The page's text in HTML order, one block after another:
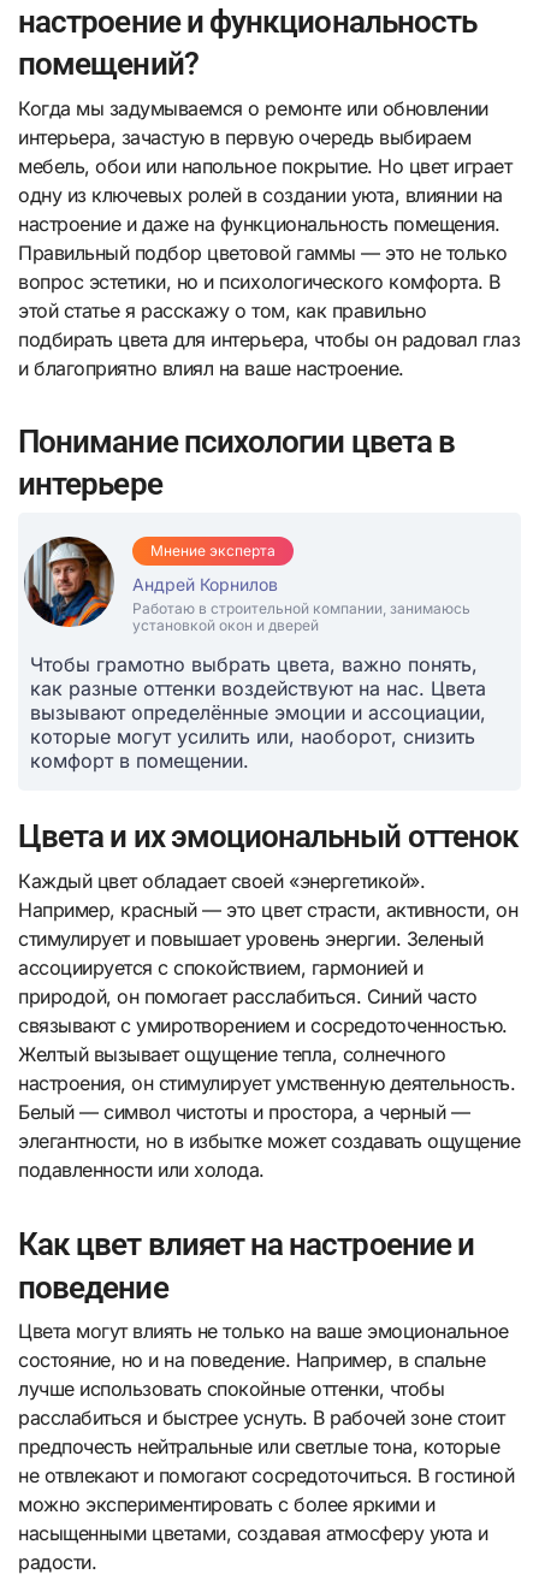
настроение и функциональность
помещений?
Когда мы задумываемся о ремонте или обновлении
интерьера, зачастую в первую очередь выбираем
мебель, обои или напольное покрытие. Но цвет играет
одну из ключевых ролей в создании уюта, влиянии на
настроение и даже на функциональность помещения.
Правильный подбор цветовой гаммы — это не только
вопрос эстетики, но и психологического комфорта. В
этой статье я расскажу о том, как правильно
подбирать цвета для интерьера, чтобы он радовал глаз
и благоприятно влиял на ваше настроение.
Понимание психологии цвета в
интерьере
Мнение эксперта
Андрей Корнилов
Работаю в строительной компании, занимаюсь
установкой окон и дверей
Чтобы грамотно выбрать цвета, важно понять,
как разные оттенки воздействуют на нас. Цвета
вызывают определённые эмоции и ассоциации,
которые могут усилить или, наоборот, снизить
комфорт в помещении.
Цвета и их эмоциональный оттенок
Каждый цвет обладает своей «энергетикой».
Например, красный — это цвет страсти, активности, он
стимулирует и повышает уровень энергии. Зеленый
ассоциируется с спокойствием, гармонией и
природой, он помогает расслабиться. Синий часто
связывают с умиротворением и сосредоточенностью.
Желтый вызывает ощущение тепла, солнечного
настроения, он стимулирует умственную деятельность.
Белый — символ чистоты и простора, а черный —
элегантности, но в избытке может создавать ощущение
подавленности или холода.
Как цвет влияет на настроение и
поведение
Цвета могут влиять не только на ваше эмоциональное
состояние, но и на поведение. Например, в спальне
лучше использовать спокойные оттенки, чтобы
расслабиться и быстрее уснуть. В рабочей зоне стоит
предпочесть нейтральные или светлые тона, которые
не отвлекают и помогают сосредоточиться. В гостиной
можно экспериментировать с более яркими и
насыщенными цветами, создавая атмосферу уюта и
радости.